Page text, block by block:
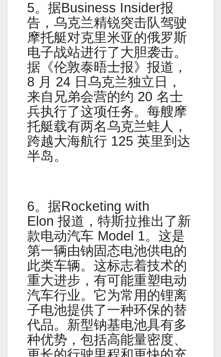
5。据Business Insider报
告，乌克兰精锐突击队驾驶
摩托艇对克里米亚的俄罗斯
电子战站进行了大胆袭击。
据《伦敦泰晤士报》报道，
8 月 24 日乌克兰独立日，
来自兄弟会营的约 20 名士
兵执行了这项任务。每艘摩
托艇载有两名乌克兰蛙人，
跨越大海航行 125 英里到达
半岛。
6。据Rocketing with
Elon 报道，特斯拉推出了新
款电动汽车 Model 1。这是
第一辆由钠固态电池供电的
此类车辆。这标志着技术的
重大进步，有可能重塑电动
汽车行业。它为常用的锂离
子电池提供了一种环保的替
代品。新型钠基电池具有多
种优势，包括高能量密度、